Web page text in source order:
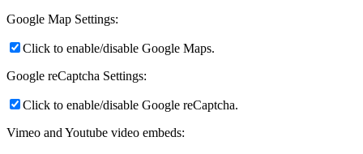
Google Map Settings:
Click to enable/disable Google Maps.
Google reCaptcha Settings:
Click to enable/disable Google reCaptcha.
Vimeo and Youtube video embeds: